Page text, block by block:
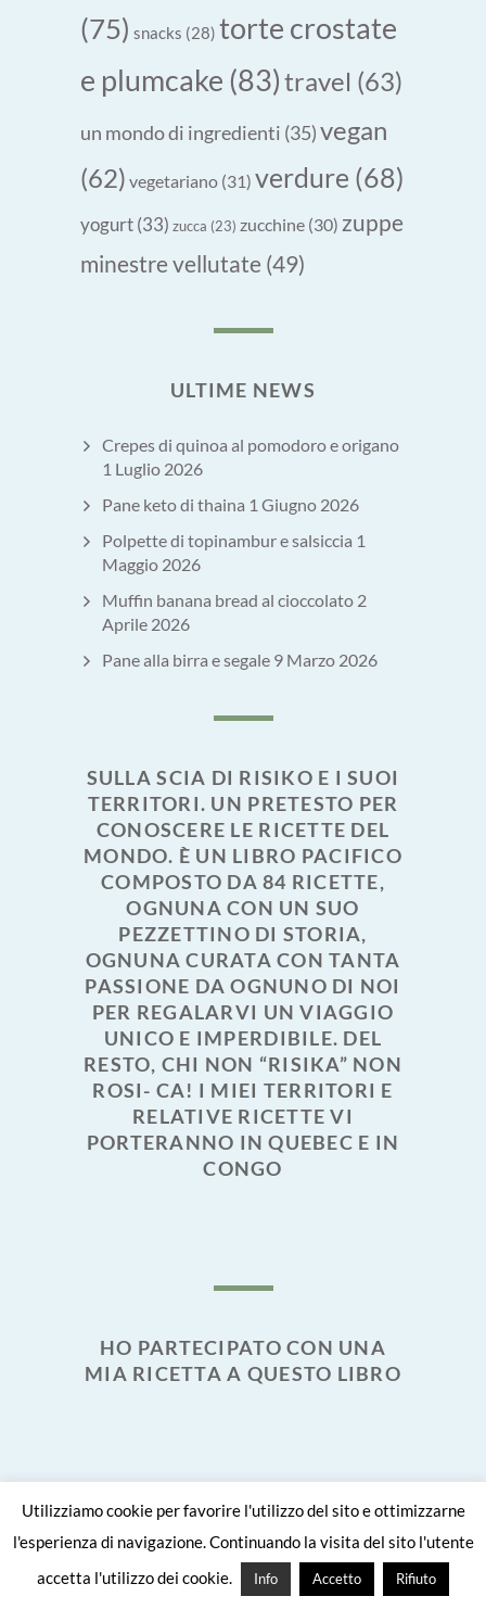
(75) snacks (28) torte crostate
e plumcake (83)travel (63)
un mondo di ingredienti (35)vegan
(62) vegetariano (31) verdure (68)
yogurt(33) zucca (23) zucchine (30) zuppe
minestre vellutate (49)
ULTIME NEWS
Crepes di quinoa al pomodoro e origano
1 Luglio 2026
Pane keto di thaina 1 Giugno 2026
Polpette di topinambur e salsiccia 1
Maggio 2026
Muffin banana bread al cioccolato 2
Aprile 2026
Pane alla birra e segale 9 Marzo 2026
SULLA SCIA DI RISIKO E I SUOI
TERRITORI. UN PRETESTO PER
CONOSCERE LE RICETTE DEL
MONDO. È UN LIBRO PACIFICO
COMPOSTO DA 84 RICETTE,
OGNUNA CON UN SUO
PEZZETTINO DI STORIA,
OGNUNA CURATA CON TANTA
PASSIONE DA OGNUNO DI NOI
PER REGALARVI UN VIAGGIO
UNICO E IMPERDIBILE. DEL
RESTO, CHI NON “RISIKA” NON
ROSI- CA! I MIEI TERRITORI E
RELATIVE RICETTE VI
PORTERANNO IN QUEBEC E IN
CONGO
HO PARTECIPATO CON UNA
MIA RICETTA A QUESTO LIBRO
Utilizziamo cookie per favorire l'utilizzo del sito e ottimizzarne
l'esperienza di navigazione. Continuando la visita del sito l'utente
accetta l'utilizzo dei cookie.
Info Accetto Rifiuto